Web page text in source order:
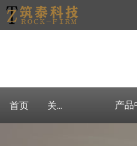
首页 关于我们 客
产品